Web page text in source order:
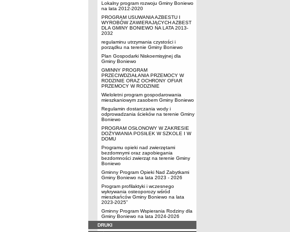
Lokalny program rozwoju Gminy Boniewo
na lata 2012-2020
PROGRAM USUWANIA AZBESTU I
WYROBÓW ZAWIERAJĄCYCH AZBEST
DLA GMINY BONIEWO NA LATA 2013-
2032
regulaminu utrzymania czystości i
porządku na terenie Gminy Boniewo
Plan Gospodarki Niskoemisyjnej dla
Gminy Boniewo
GMINNY PROGRAM
PRZECIWDZIAŁANIA PRZEMOCY W
RODZINIE ORAZ OCHRONY OFIAR
PRZEMOCY W RODZINIE
Wieloletni program gospodarowania
mieszkaniowym zasobem Gminy Boniewo
Regulamin dostarczania wody i
odprowadzania ścieków na terenie Gminy
Boniewo
PROGRAM OSŁONOWY W ZAKRESIE
DOŻYWIANIA POSIŁEK W SZKOLE I W
DOMU
Programu opieki nad zwierzętami
bezdomnymi oraz zapobiegania
bezdomności zwierząt na terenie Gminy
Boniewo
Gminny Program Opieki Nad Zabytkami
Gminy Boniewo na lata 2023 - 2026
Program profilaktyki i wczesnego
wykrywania osteoporozy wśród
mieszkańców Gminy Boniewo na lata
2023-2025”
Gminny Program Wspierania Rodziny dla
Gminy Boniewo na lata 2024-2026
DRUKI